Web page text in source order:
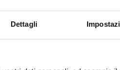
Dettagli Professore ordinario